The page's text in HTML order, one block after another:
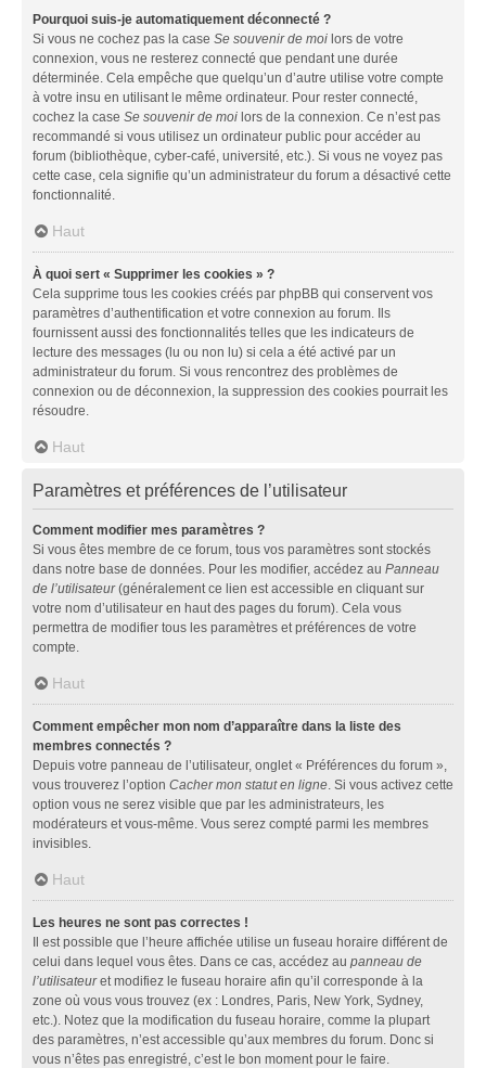
Pourquoi suis-je automatiquement déconnecté ?
Si vous ne cochez pas la case Se souvenir de moi lors de votre
connexion, vous ne resterez connecté que pendant une durée
déterminée. Cela empêche que quelqu’un d’autre utilise votre compte
à votre insu en utilisant le même ordinateur. Pour rester connecté,
cochez la case Se souvenir de moi lors de la connexion. Ce n’est pas
recommandé si vous utilisez un ordinateur public pour accéder au
forum (bibliothèque, cyber-café, université, etc.). Si vous ne voyez pas
cette case, cela signifie qu’un administrateur du forum a désactivé cette
fonctionnalité.
Haut
À quoi sert « Supprimer les cookies » ?
Cela supprime tous les cookies créés par phpBB qui conservent vos
paramètres d’authentification et votre connexion au forum. Ils
fournissent aussi des fonctionnalités telles que les indicateurs de
lecture des messages (lu ou non lu) si cela a été activé par un
administrateur du forum. Si vous rencontrez des problèmes de
connexion ou de déconnexion, la suppression des cookies pourrait les
résoudre.
Haut
Paramètres et préférences de l’utilisateur
Comment modifier mes paramètres ?
Si vous êtes membre de ce forum, tous vos paramètres sont stockés
dans notre base de données. Pour les modifier, accédez au Panneau
de l’utilisateur(généralement ce lien est accessible en cliquant sur
votre nom d’utilisateur en haut des pages du forum). Cela vous
permettra de modifier tous les paramètres et préférences de votre
compte.
Haut
Comment empêcher mon nom d’apparaître dans la liste des
membres connectés ?
Depuis votre panneau de l’utilisateur, onglet « Préférences du forum »,
vous trouverez l’option Cacher mon statut en ligne. Si vous activez cette
option vous ne serez visible que par les administrateurs, les
modérateurs et vous-même. Vous serez compté parmi les membres
invisibles.
Haut
Les heures ne sont pas correctes !
Il est possible que l’heure affichée utilise un fuseau horaire différent de
celui dans lequel vous êtes. Dans ce cas, accédez au panneau de
l’utilisateuret modifiez le fuseau horaire afin qu’il corresponde à la
zone où vous vous trouvez (ex : Londres, Paris, New York, Sydney,
etc.). Notez que la modification du fuseau horaire, comme la plupart
des paramètres, n’est accessible qu’aux membres du forum. Donc si
vous n’êtes pas enregistré, c’est le bon moment pour le faire.